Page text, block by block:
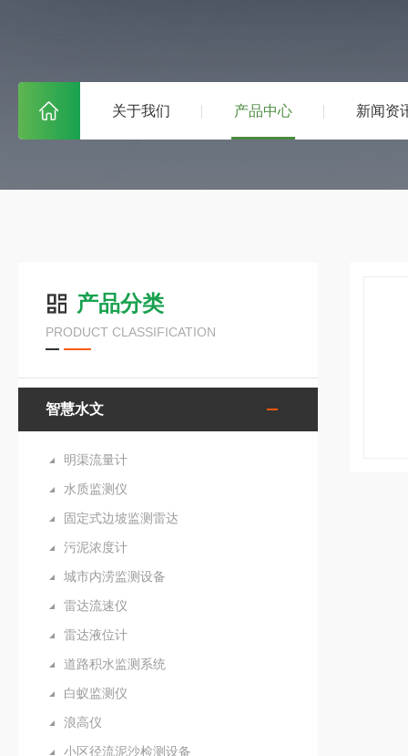
关于我们 产品中心 新闻资
产品分类
PRODUCT CLASSIFICATION
智慧水文
明渠流量计
水质监测仪
固定式边坡监测雷达
污泥浓度计
城市内涝监测设备
雷达流速仪
雷达液位计
道路积水监测系统
白蚁监测仪
浪高仪
小区径流泥沙检测设备